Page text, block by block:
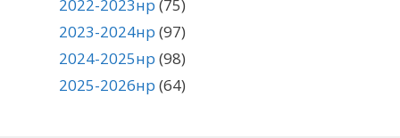
2022-2023нр (75)
2023-2024нр (97)
2024-2025нр (98)
2025-2026нр (64)